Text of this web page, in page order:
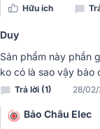
Ampli BIK BJ-A88
có 4 đường ra loa
chất âm sống động,
bỉ trong nhiều giờ
Hữu ích
Duy
Sản phẩm này phần
ko có là sao vậy bảo
Trả lời (1) 28/
Bảo Châu Elec